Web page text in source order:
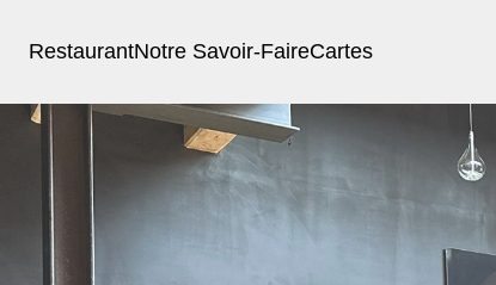
RestaurantNotre Savoir-FaireCartes